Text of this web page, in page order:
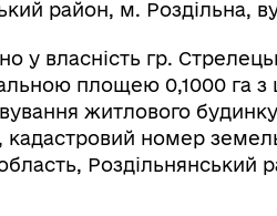
район, м. Роздільна,
у власність гр.
площею 0,1000 га
житлового
номер
Роздільнянський